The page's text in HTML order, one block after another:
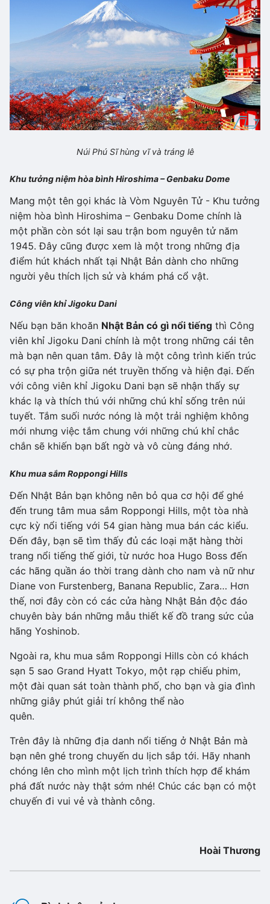
Núi Phú Sĩ hùng vĩ và tráng lê
Khu tưởng niệm hòa bình Hiroshima – Genbaku Dome
Mang một tên gọi khác là Vòm Nguyên Tử - Khu tưởng
niệm hòa bình Hiroshima – Genbaku Dome chính là
một phần còn sót lại sau trận bom nguyên tử năm
1945. Đây cũng được xem là một trong những địa
điểm hút khách nhất tại Nhật Bản dành cho những
người yêu thích lịch sử và khám phá cổ vật.
Công viên khỉ Jigoku Dani
Nếu bạn băn khoăn Nhật Bản có gì nổi tiếng thì Công
viên khỉ Jigoku Dani chính là một trong những cái tên
mà bạn nên quan tâm. Đây là một công trình kiến trúc
có sự pha trộn giữa nét truyền thống và hiện đại. Đến
với công viên khỉ Jigoku Dani bạn sẽ nhận thấy sự
khác lạ và thích thú với những chú khỉ sống trên núi
tuyết. Tắm suối nước nóng là một trải nghiệm không
mới nhưng việc tắm chung với những chú khỉ chắc
chắn sẽ khiến bạn bất ngờ và vô cùng đáng nhớ.
Khu mua sắm Roppongi Hills
Đến Nhật Bản bạn không nên bỏ qua cơ hội để ghé
đến trung tâm mua sắm Roppongi Hills, một tòa nhà
cực kỳ nổi tiếng với 54 gian hàng mua bán các kiểu.
Đến đây, bạn sẽ tìm thấy đủ các loại mặt hàng thời
trang nổi tiếng thế giới, từ nước hoa Hugo Boss đến
các hãng quần áo thời trang dành cho nam và nữ như
Diane von Furstenberg, Banana Republic, Zara… Hơn
thế, nơi đây còn có các cửa hàng Nhật Bản độc đáo
chuyên bày bán những mẫu thiết kế đồ trang sức của
hãng Yoshinob.
Ngoài ra, khu mua sắm Roppongi Hills còn có khách
sạn 5 sao Grand Hyatt Tokyo, một rạp chiếu phim,
một đài quan sát toàn thành phố, cho bạn và gia đình
những giây phút giải trí không thể nào
quên.
Trên đây là những địa danh nổi tiếng ở Nhật Bản mà
bạn nên ghé trong chuyến du lịch sắp tới. Hãy nhanh
chóng lên cho mình một lịch trình thích hợp để khám
phá đất nước này thật sớm nhé! Chúc các bạn có một
chuyến đi vui vẻ và thành công.
Hoài Thương